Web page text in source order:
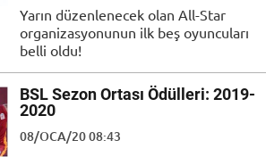
Yarın düzenlenecek olan All-Star
organizasyonunun ilk beş oyuncuları
belli oldu!
BSL Sezon Ortası Ödülleri: 2019-
2020
08/OCA/20 08:43